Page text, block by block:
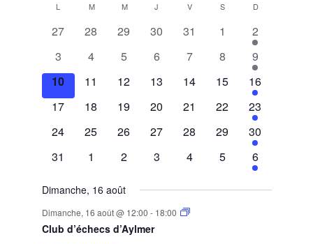
Calendar
of
Évènements
L MMARDI MMERCREDI
J VVENDREDI
SSAMEDI DDIMANCHE
0
27
0
28
0
29
0
30
0
31
0
évènements
1
1
évènement
2
0
évènements
3
0
4
0
5
0
6
0
7
0
évènements
8
1
évènement
9
0
évènements
10
0
11
0
12
0
13
0
14
0
évènements
15
1
évènement
16
0
17
0
18
0
19
0
20
0
21
0
évènements
22
1
évènement
23
0
24
0
25
0
26
0
27
0
28
0
évènements
29
1
évènement
30
0
31
0
1
0
2
0
3
0
4
0
évènements
5
1
évènement
6
Dimanche, 16 août
Dimanche, 16 août @ 12:00 - 18:00
Club d’échecs d’Aylmer